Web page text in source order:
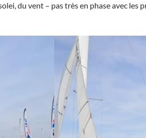
du vent – pas très en phase avec les